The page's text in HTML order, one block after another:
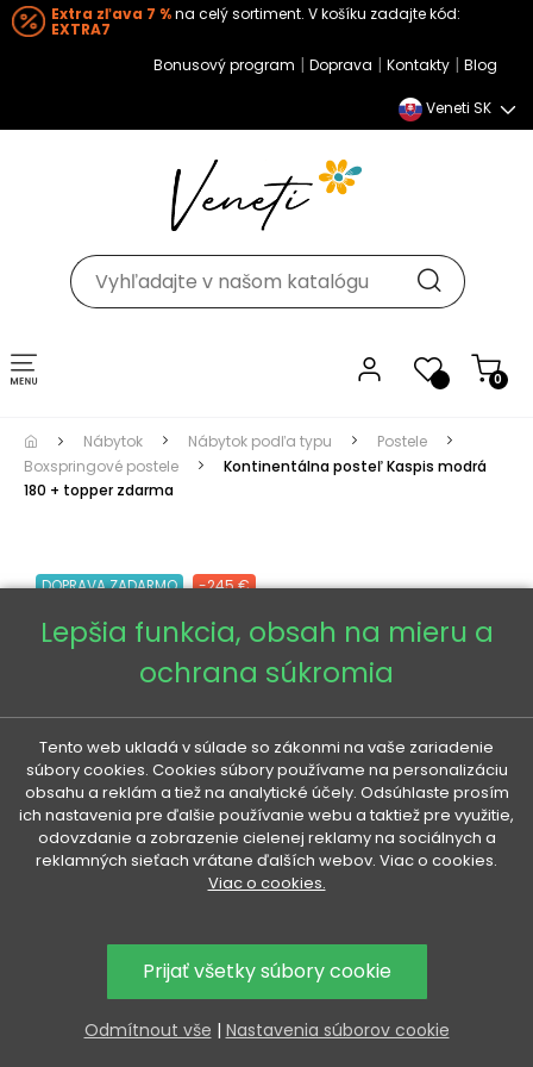
Extra zľava 7 %na celý sortiment. V košíku zadajte kód:
EXTRA7
Bonusový program | Doprava | Kontakty | Blog
Veneti SK
0
Toggle navigation
Nábytok Nábytok podľa typu
Postele
Boxspringové postele
Kontinentálna posteľ Kaspis modrá
180 + topper zdarma
DOPRAVA ZADARMO -245 €
Lepšia funkcia, obsah na mieru a
ochrana súkromia
Tento web ukladá v súlade so zákonmi na vaše zariadenie
súbory cookies. Cookies súbory používame na personalizáciu
obsahu a reklám a tiež na analytické účely. Odsúhlaste prosím
ich nastavenia pre ďalšie používanie webu a taktiež pre využitie,
odovzdanie a zobrazenie cielenej reklamy na sociálnych a
reklamných sieťach vrátane ďalších webov. Viac o cookies.
Viac o cookies.
Prijať všetky súbory cookie
Odmítnout vše | Nastavenia súborov cookie